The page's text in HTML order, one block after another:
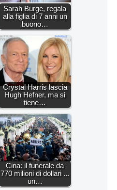
Sarah Burge, regala
alla figlia di 7 anni un
buono…
Crystal Harris lascia
Hugh Hefner, ma si
tiene…
Cina: il funerale da
770 milioni di dollari ...
un…